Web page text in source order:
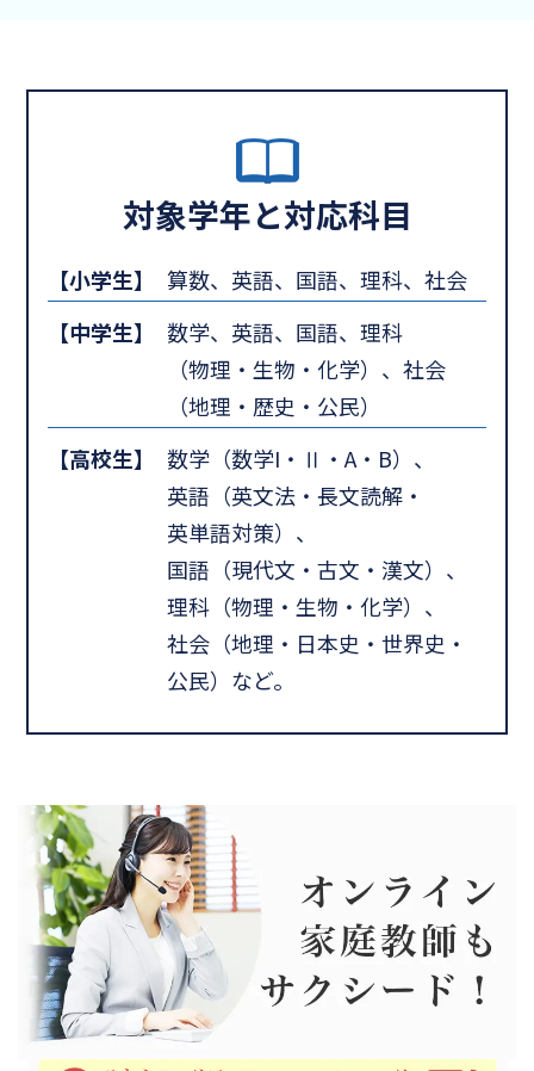
対象学年と対応科目
【小学生】
算数、英語、国語、理科、社会
【中学生】
数学、英語、国語、理科
（物理・生物・化学）、社会
（地理・歴史・公民）
【高校生】
数学（数学I・Ⅱ・A・B）、
英語（英文法・長文読解・
英単語対策）、
国語（現代文・古文・漢文）、
理科（物理・生物・化学）、
社会（地理・日本史・世界史・
公民）など。